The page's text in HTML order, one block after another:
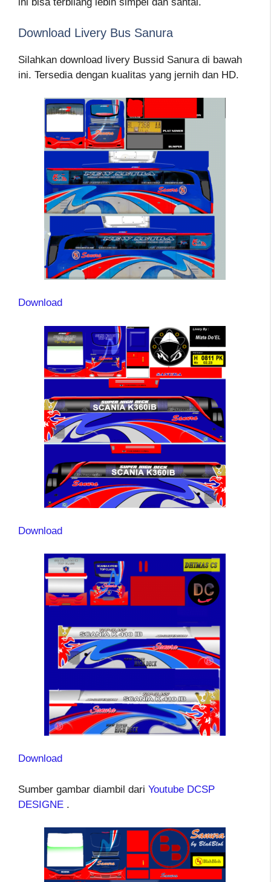
Download Livery Bus Sanura
Silahkan download livery Bussid Sanura di bawah
ini. Tersedia dengan kualitas yang jernih dan HD.
Download
Download
Download
Sumber gambar diambil dari Youtube DCSP
DESIGNE .